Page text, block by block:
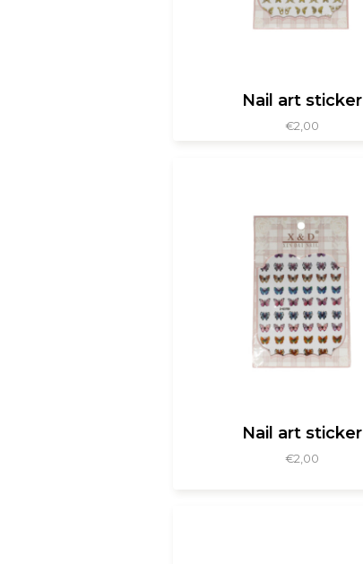
Nail art sticker
€2,00
Nail art sticker
€2,00